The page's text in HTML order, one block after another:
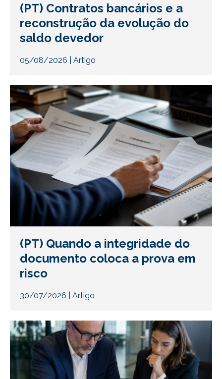
(PT) Contratos bancários e a
reconstrução da evolução do
saldo devedor
05/08/2026 Artigo
(PT) Quando a integridade do
documento coloca a prova em
risco
30/07/2026 Artigo